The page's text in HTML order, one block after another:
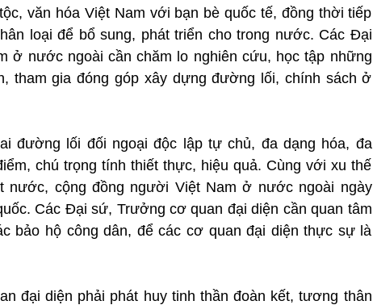
văn hóa Việt Nam với bạn bè quốc tế, đồng thời tiếp
loại để bổ sung, phát triển cho trong nước. Các Đại
ở nước ngoài cần chăm lo nghiên cứu, học tập những
tham gia đóng góp xây dựng đường lối, chính sách ở
đường lối đối ngoại độc lập tự chủ, đa dạng hóa, đa
chú trọng tính thiết thực, hiệu quả. Cùng với xu thế
nước, cộng đồng người Việt Nam ở nước ngoài ngày
Các Đại sứ, Trưởng cơ quan đại diện cần quan tâm
bảo hộ công dân, để các cơ quan đại diện thực sự là
đại diện phải phát huy tinh thần đoàn kết, tương thân